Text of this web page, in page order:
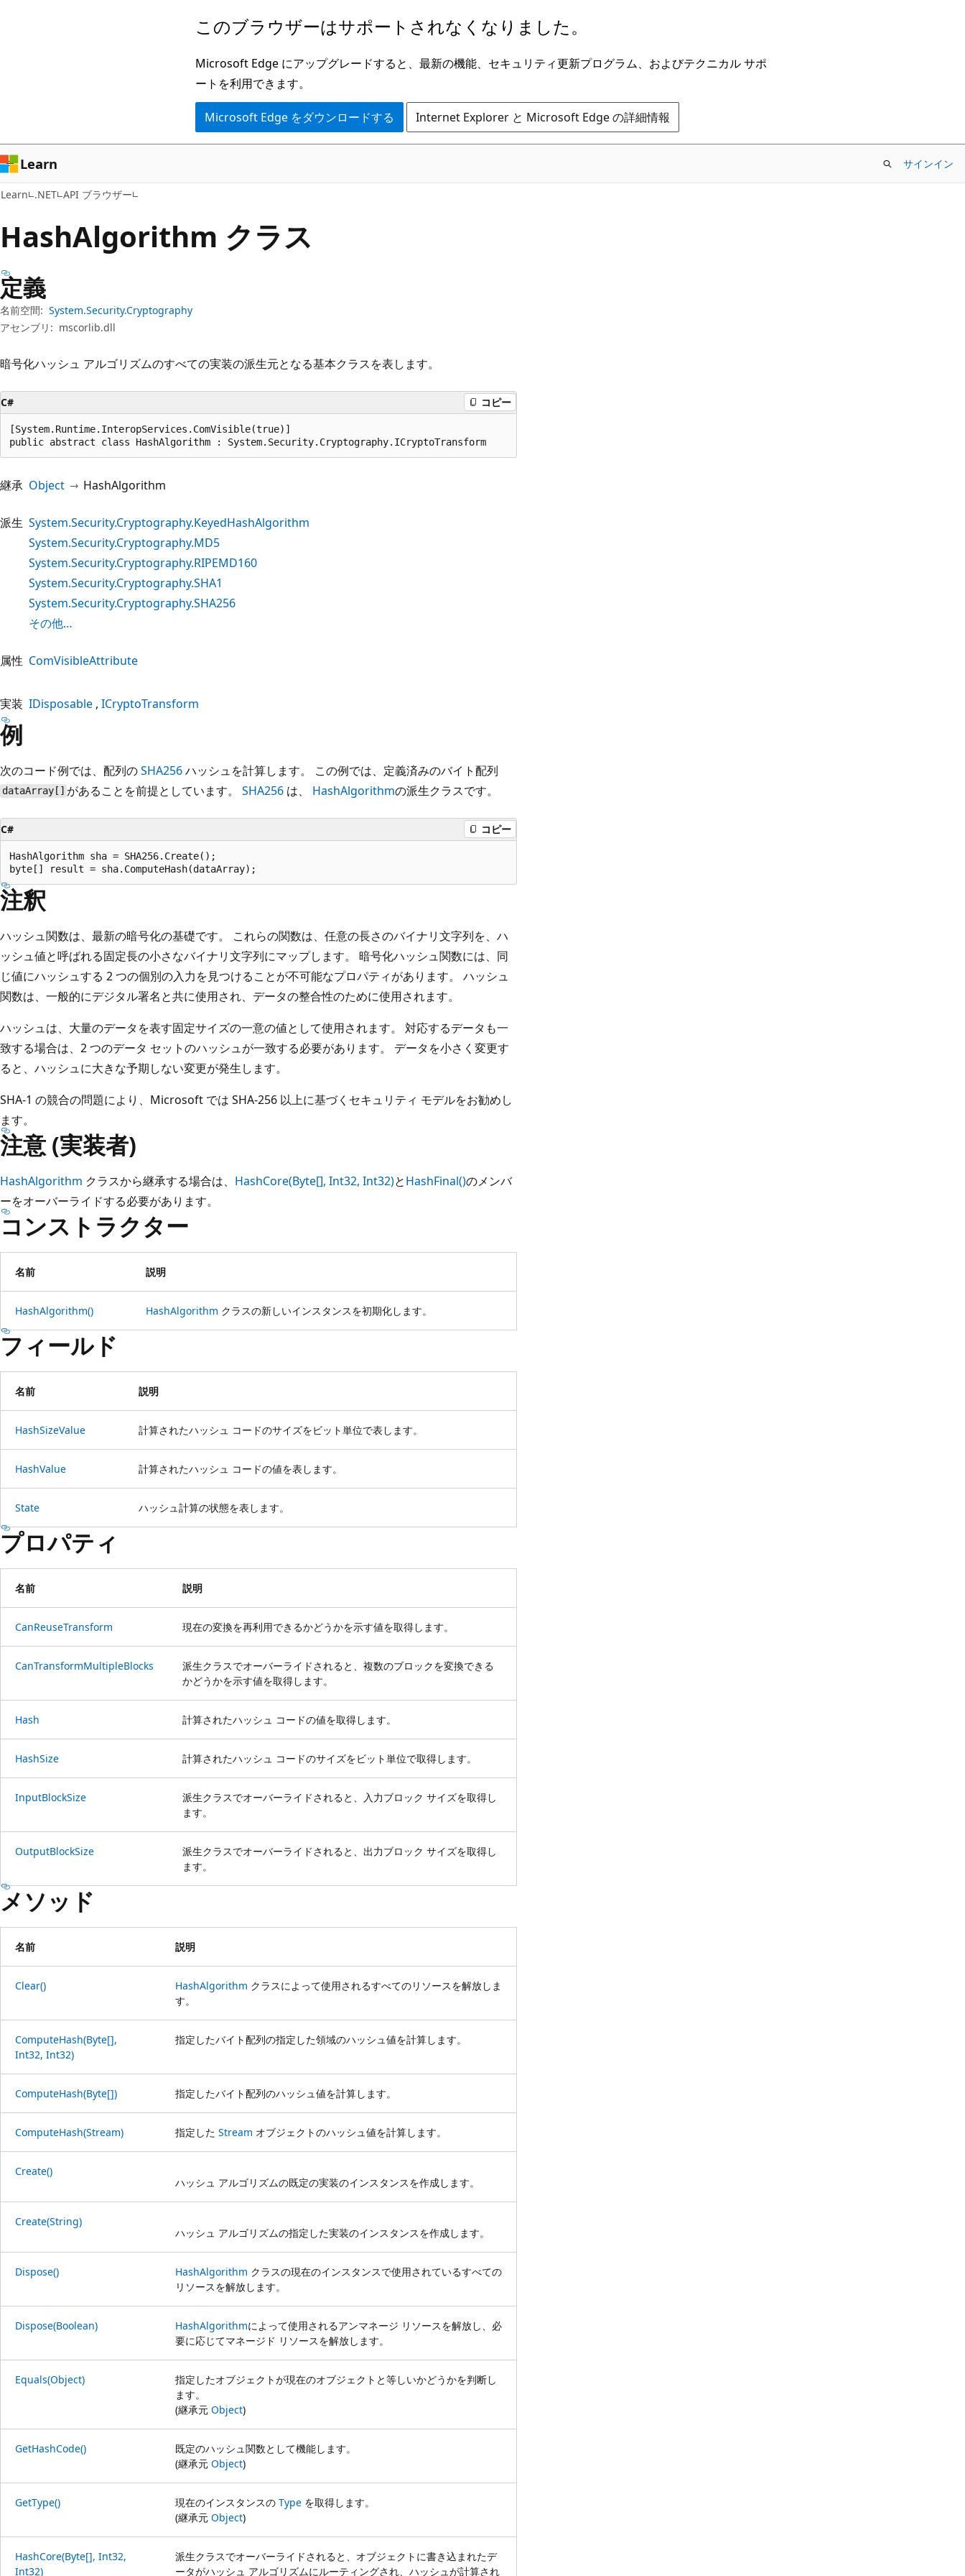
ン
ツ
に
ス
ッ
ゲ
ー
シ
ョ
に
キ
ッ
プ
このブラウザーはサポートされなくなりました。
Microsoft Edge にアップグレードすると、最新の機能、セキュリティ更新プログラム、およびテクニカル サポ
ートを利用できます。
Microsoft Edge をダウンロードする Internet Explorer と Microsoft Edge の詳細情報
Learn サインイン
Learn .NET API ブラウザー
HashAlgorithm クラス
定義
名前空間: System.Security.Cryptography
アセンブリ: mscorlib.dll
暗号化ハッシュ アルゴリズムのすべての実装の派生元となる基本クラスを表します。
C# コピー
[System.Runtime.InteropServices.ComVisible(true)]
public abstract class HashAlgorithm : System.Security.Cryptography.ICryptoTransform
継承 Object HashAlgorithm
派生 System.Security.Cryptography.KeyedHashAlgorithm
System.Security.Cryptography.MD5
System.Security.Cryptography.RIPEMD160
System.Security.Cryptography.SHA1
System.Security.Cryptography.SHA256
その他…
属性 ComVisibleAttribute
実装 IDisposable ICryptoTransform
例
次のコード例では、配列のSHA256ハッシュを計算します。 この例では、定義済みのバイト配列
dataArray[] があることを前提としています。SHA256 は、 HashAlgorithmの派生クラスです。
C# コピー
HashAlgorithm sha = SHA256.Create();
注釈
ハッシュ関数は、最新の暗号化の基礎です。 これらの関数は、任意の長さのバイナリ文字列を、ハ
ッシュ値と呼ばれる固定長の小さなバイナリ文字列にマップします。 暗号化ハッシュ関数には、同
じ値にハッシュする 2 つの個別の入力を見つけることが不可能なプロパティがあります。 ハッシュ
関数は、一般的にデジタル署名と共に使用され、データの整合性のために使用されます。
ハッシュは、大量のデータを表す固定サイズの一意の値として使用されます。 対応するデータも一
致する場合は、2 つのデータ セットのハッシュが一致する必要があります。 データを小さく変更す
ると、ハッシュに大きな予期しない変更が発生します。
SHA-1 の競合の問題により、Microsoft では SHA-256 以上に基づくセキュリティ モデルをお勧めし
ます。
注意 (実装者)
HashAlgorithm クラスから継承する場合は、 HashCore(Byte[], Int32, Int32)とHashFinal()のメンバ
ーをオーバーライドする必要があります。
コンストラクター
名前 説明
HashAlgorithm() HashAlgorithm クラスの新しいインスタンスを初期化します。
フィールド
名前 説明
HashSizeValue 計算されたハッシュ コードのサイズをビット単位で表します。
HashValue 計算されたハッシュ コードの値を表します。
State ハッシュ計算の状態を表します。
プロパティ
名前 説明
CanReuseTransform 現在の変換を再利用できるかどうかを示す値を取得します。
CanTransformMultipleBlocks
派生クラスでオーバーライドされると、複数のブロックを変換できる
かどうかを示す値を取得します。
Hash 計算されたハッシュ コードの値を取得します。
HashSize 計算されたハッシュ コードのサイズをビット単位で取得します。
InputBlockSize
派生クラスでオーバーライドされると、入力ブロック サイズを取得し
ます。
OutputBlockSize
派生クラスでオーバーライドされると、出力ブロック サイズを取得し
ます。
メソッド
名前 説明
Clear() HashAlgorithm クラスによって使用されるすべてのリソースを解放しま
す。
ComputeHash(Byte[],
Int32, Int32)
指定したバイト配列の指定した領域のハッシュ値を計算します。
ComputeHash(Byte[]) 指定したバイト配列のハッシュ値を計算します。
ComputeHash(Stream) 指定した Stream オブジェクトのハッシュ値を計算します。
Create()
ハッシュ アルゴリズムの既定の実装のインスタンスを作成します。
Create(String)
ハッシュ アルゴリズムの指定した実装のインスタンスを作成します。
Dispose() HashAlgorithm クラスの現在のインスタンスで使用されているすべての
リソースを解放します。
Dispose(Boolean) HashAlgorithmによって使用されるアンマネージ リソースを解放し、必
要に応じてマネージド リソースを解放します。
Equals(Object)
指定したオブジェクトが現在のオブジェクトと等しいかどうかを判断し
ます。
(継承元 Object)
GetHashCode()
既定のハッシュ関数として機能します。
(継承元 Object)
GetType() 現在のインスタンスの Type を取得します。
(継承元 Object)
HashCore(Byte[], Int32,
Int32)
派生クラスでオーバーライドされると、オブジェクトに書き込まれたデ
ータがハッシュ アルゴリズムにルーティングされ、ハッシュが計算され